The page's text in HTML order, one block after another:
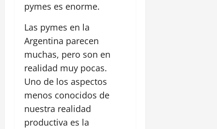
pymes es enorme.
Las pymes en la
Argentina parecen
muchas, pero son en
realidad muy pocas.
Uno de los aspectos
menos conocidos de
nuestra realidad
productiva es la